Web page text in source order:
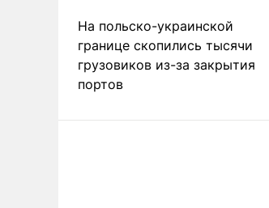
На польско-украинской
границе скопились тысячи
грузовиков из-за закрытия
портов